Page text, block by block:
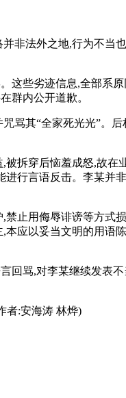
非法外之地,行为不
些劣迹信息,全部系
群内公开道歉。
骂其“全家死光光”。
拆穿后恼羞成怒,故
行言语反击。李某
止用侮辱诽谤等方
应以妥当文明的用
回骂,对李某继续发表
者:安海涛 林烨)